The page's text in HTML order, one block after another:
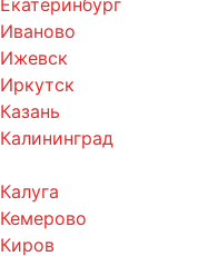
Екатеринбург
Иваново
Ижевск
Иркутск
Казань
Калининград
Калуга
Кемерово
Киров